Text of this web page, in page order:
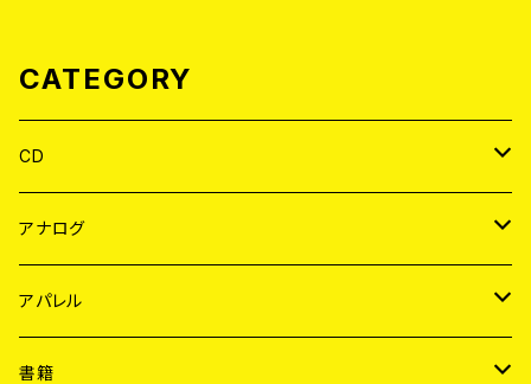
CATEGORY
CD
JAPAN
WORLD
アナログ
JAPAN
７EP
WORLD
アパレル
JAPAN
書籍